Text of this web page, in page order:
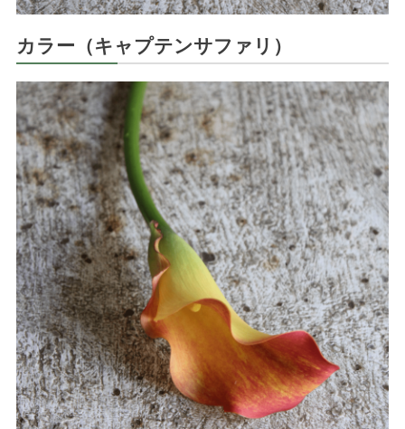
カラー（キャプテンサファリ）